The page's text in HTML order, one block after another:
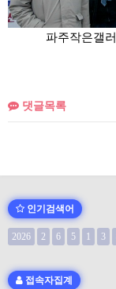
파주작은갤
댓글목록
인기검색어
2026 2 6 5 1 3
접속자집계